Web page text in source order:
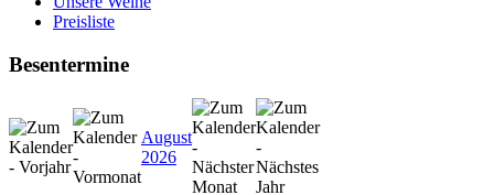
Preisliste
Besentermine
August
2026